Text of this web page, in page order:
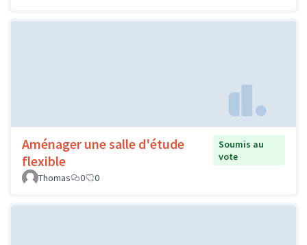
Aménager une salle d'étude
flexible
Soumis au
vote
Thomas
0 0